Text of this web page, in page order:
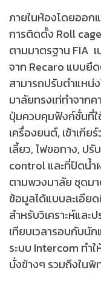
ภายในห้องโดยออก
การติดตั้ง Roll
ตามมาตรฐาน FIA
จาก Recaro แบบยึ
สามารถปรับตำแหน่
มาลัยทรงเท่ทำจาก
ปุ่มควบคุมฟังก์ชั่นที่
เครื่องยนต์, เข้าเกีย
เลี้ยว, ไฟขอทาง, ปรั
control และที่ปัดน้
ตามพวงมาลัย ชุดม
ข้อมูลได้แบบละเอีย
สำหรับวิเคราะห์และ
เทียบเวลารอบกับนั
ระบบ Intercom ทำ
นั่งข้างๆ รวมถึงในพิ